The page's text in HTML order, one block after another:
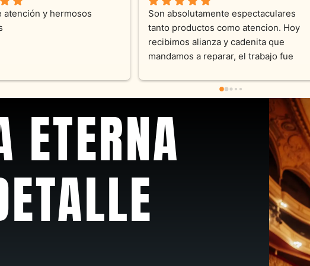
atención !!!!!Nos asesoraron
momento con dedicación.
Desde el inicio soy clienta de KV
Joyas y siempre muy conforme con
sus productos. Una Belleza cada
pieza y siempre satisfecha con los
recomendable
ETERNA